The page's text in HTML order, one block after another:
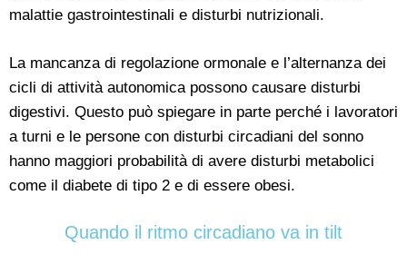
malattie gastrointestinali e disturbi nutrizionali.
La mancanza di regolazione ormonale e l’alternanza dei
cicli di attività autonomica possono causare disturbi
digestivi. Questo può spiegare in parte perché i lavoratori
a turni e le persone con disturbi circadiani del sonno
hanno maggiori probabilità di avere disturbi metabolici
come il diabete di tipo 2 e di essere obesi.
Quando il ritmo circadiano va in tilt